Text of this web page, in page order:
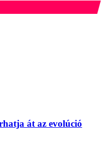
át az evolúció